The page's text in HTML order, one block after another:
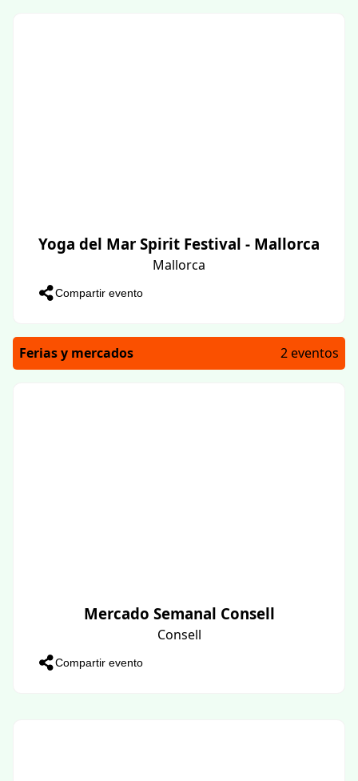
Yoga del Mar Spirit Festival - Mallorca
Mallorca
Compartir evento
Ferias y mercados 2 eventos
Mercado Semanal Consell
Consell
Compartir evento